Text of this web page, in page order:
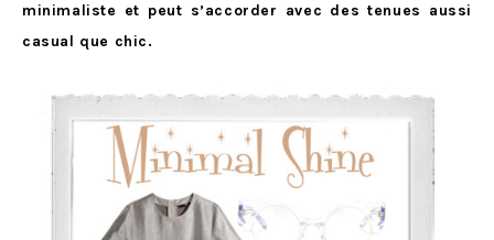
minimaliste et peut s’accorder avec des tenues aussi
casual que chic.